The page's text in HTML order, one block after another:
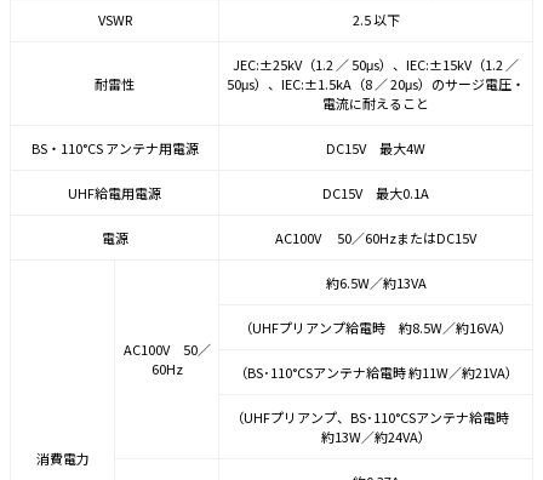
VSWR 2.5 以下
耐雷性
JEC:±25kV（1.2 ／ 50μs）、IEC:±15kV（1.2 ／
50μs）、IEC:±1.5kA（8 ／ 20μs）のサージ電圧・
電流に耐えること
BS・110°CS アンテナ用電源 DC15V 最大4W
UHF給電用電源 DC15V 最大0.1A
電源 AC100V 50／60HzまたはDC15V
消費電力
AC100V 50／
60Hz
約6.5W／約13VA
（UHFプリアンプ給電時 約8.5W／約16VA）
（BS･110°CSアンテナ給電時 約11W／約21VA）
（UHFプリアンプ、BS･110°CSアンテナ給電時
約13W／約24VA）